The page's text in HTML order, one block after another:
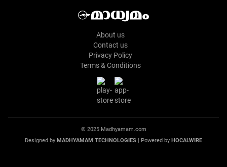
About us
Contact us
Privacy Policy
Terms & Conditions
© 2025 Madhyamam.com
Designed by MADHYAMAM TECHNOLOGIES | Powered by HOCALWIRE